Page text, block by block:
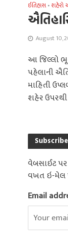
ઈતિહાસ •શહેરો
August 10,
આ જિલ્લો
પહેલાની
માહિતી
શહેર
વેબસાઈટ
વખત ઇ-મેલ
Email